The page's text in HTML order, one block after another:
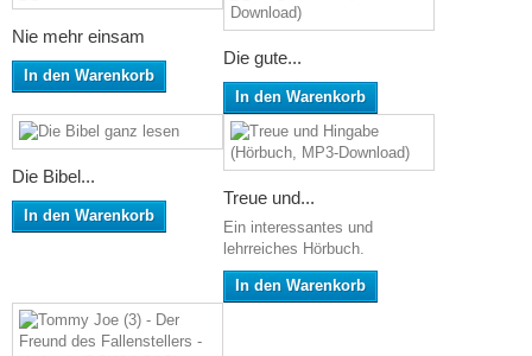
Nie mehr einsam
In den Warenkorb
Die gute...
In den Warenkorb
Die Bibel...
In den Warenkorb
Treue und...
Ein interessantes und
lehrreiches Hörbuch.
In den Warenkorb